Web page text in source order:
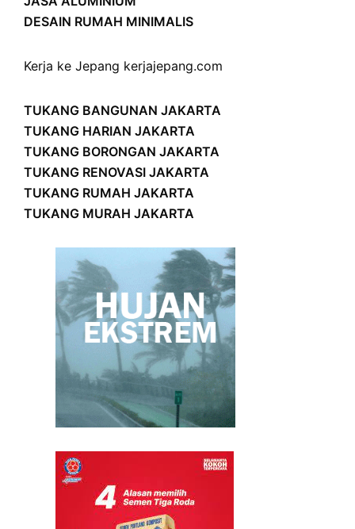
DESAIN RUMAH MINIMALIS
Kerja ke Jepang kerjajepang.com
TUKANG BANGUNAN JAKARTA
TUKANG HARIAN JAKARTA
TUKANG BORONGAN JAKARTA
TUKANG RENOVASI JAKARTA
TUKANG RUMAH JAKARTA
TUKANG MURAH JAKARTA